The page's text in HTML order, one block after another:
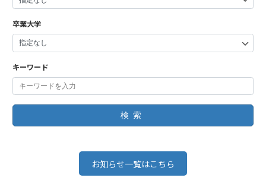
卒業大学
キーワード
検索
お知らせ一覧はこちら